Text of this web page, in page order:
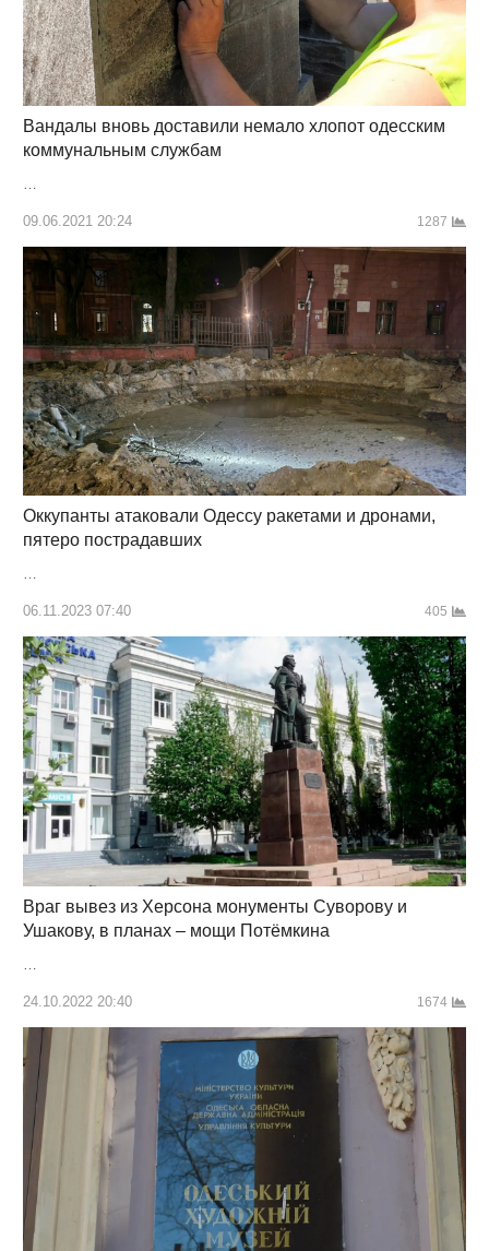
Вандалы вновь доставили немало хлопот одесским
коммунальным службам
09.06.2021 20:24 1287
Оккупанты атаковали Одессу ракетами и дронами,
пятеро пострадавших
…
06.11.2023 07:40 405
Враг вывез из Херсона монументы Суворову и
Ушакову, в планах – мощи Потёмкина
24.10.2022 20:40 1674